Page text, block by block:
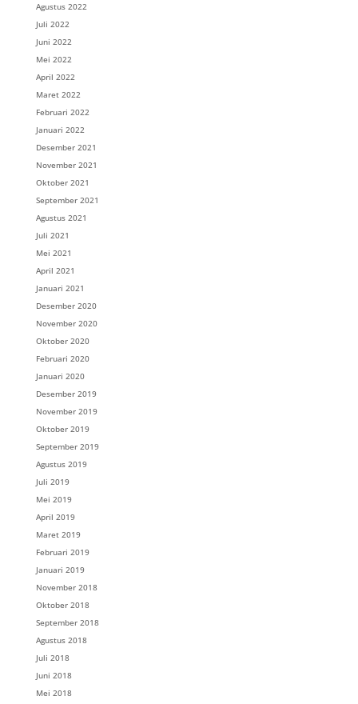
Agustus 2022
Juli 2022
Juni 2022
Mei 2022
April 2022
Maret 2022
Februari 2022
Januari 2022
Desember 2021
November 2021
Oktober 2021
September 2021
Agustus 2021
Juli 2021
Mei 2021
April 2021
Januari 2021
Desember 2020
November 2020
Oktober 2020
Februari 2020
Januari 2020
Desember 2019
November 2019
Oktober 2019
September 2019
Agustus 2019
Juli 2019
Mei 2019
April 2019
Maret 2019
Februari 2019
Januari 2019
November 2018
Oktober 2018
September 2018
Agustus 2018
Juli 2018
Juni 2018
Mei 2018